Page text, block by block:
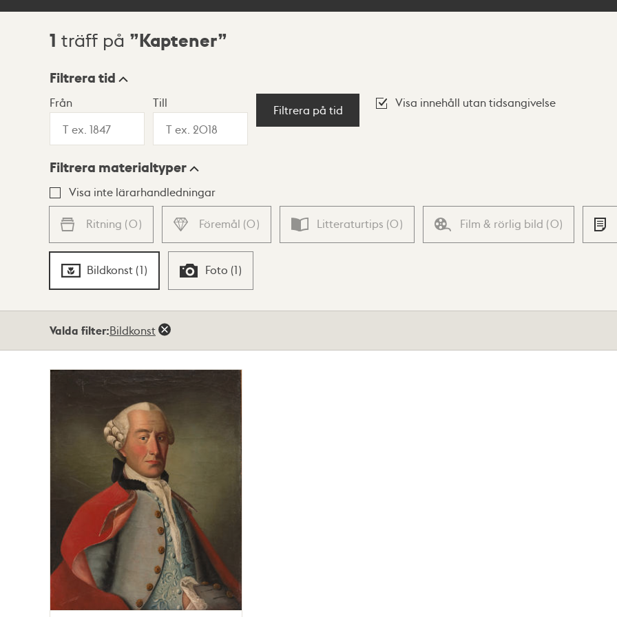
Sökresultat
1 träff på Kaptener
Visningsläge
Lista Karta
Filtrera tid
Från Till
Filtrera på tid
Visa innehåll utan tidsangivelse
Filtrera materialtyper
Visa inte lärarhandledningar
Ritning (0) Föremål (0) Litteraturtips (0) Film & rörlig bild (0)
Bildkonst (1) Foto (1)
Valda filter:Bildkonst